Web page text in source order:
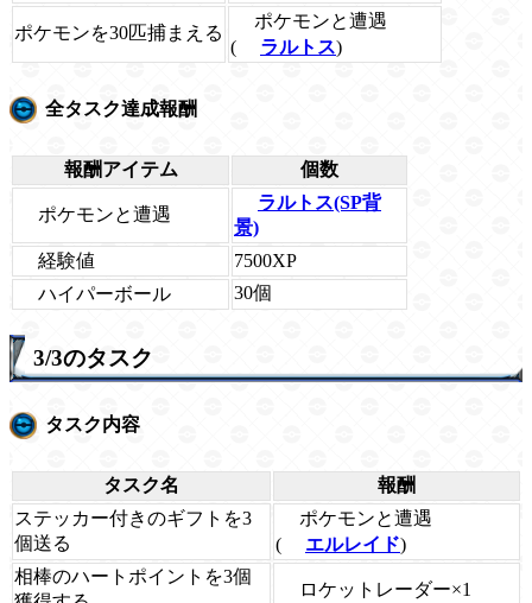
ポケモンを30匹捕まえる
ポケモンと遭遇
(
ラルトス)
全タスク達成報酬
報酬アイテム 個数
ポケモンと遭遇
ラルトス(SP背
景)
経験値
7500XP
ハイパーボール
30個
3/3のタスク
タスク内容
タスク名
報酬
ステッカー付きのギフトを3
個送る
ポケモンと遭遇
(
エルレイド)
相棒のハートポイントを3個
ロケットレーダー×1